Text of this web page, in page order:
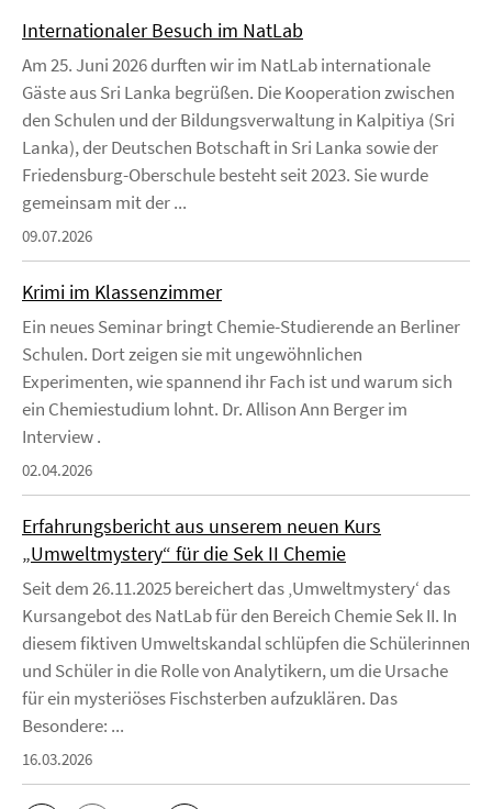
Internationaler Besuch im NatLab
Am 25. Juni 2026 durften wir im NatLab internationale
Gäste aus Sri Lanka begrüßen. Die Kooperation zwischen
den Schulen und der Bildungsverwaltung in Kalpitiya (Sri
Lanka), der Deutschen Botschaft in Sri Lanka sowie der
Friedensburg-Oberschule besteht seit 2023. Sie wurde
gemeinsam mit der ...
09.07.2026
Krimi im Klassenzimmer
Ein neues Seminar bringt Chemie-Studierende an Berliner
Schulen. Dort zeigen sie mit ungewöhnlichen
Experimenten, wie spannend ihr Fach ist und warum sich
ein Chemiestudium lohnt. Dr. Allison Ann Berger im
Interview .
02.04.2026
Erfahrungsbericht aus unserem neuen Kurs
„Umweltmystery“ für die Sek II Chemie
Seit dem 26.11.2025 bereichert das ‚Umweltmystery‘ das
Kursangebot des NatLab für den Bereich Chemie Sek II. In
diesem fiktiven Umweltskandal schlüpfen die Schülerinnen
und Schüler in die Rolle von Analytikern, um die Ursache
für ein mysteriöses Fischsterben aufzuklären. Das
Besondere: ...
16.03.2026